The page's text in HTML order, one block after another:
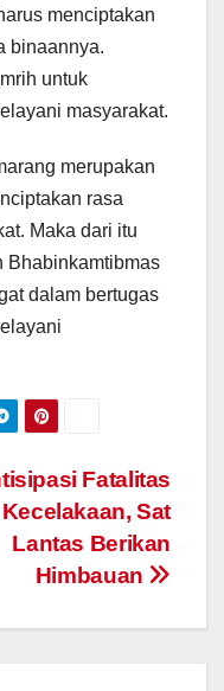
menciptakan
binaannya.
untuk
masyarakat.
merupakan
rasa
Maka dari itu
Bhabinkamtibmas
dalam bertugas
Fatalitas
Kecelakaan, Sat
Lantas Berikan
Himbauan